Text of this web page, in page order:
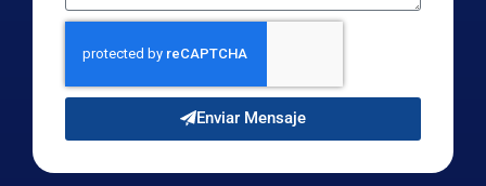
Enviar Mensaje